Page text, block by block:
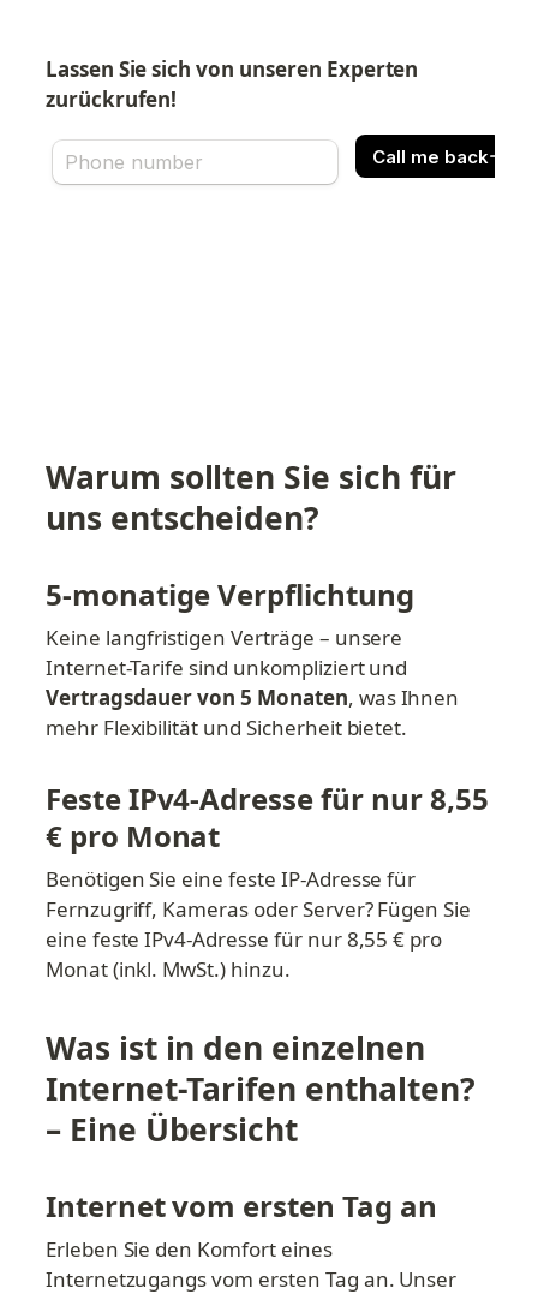
Lassen Sie sich von unseren Experten
zurückrufen!
Warum sollten Sie sich für
uns entscheiden?
5-monatige Verpflichtung
Keine langfristigen Verträge – unsere
Vertragsdauer von 5 Monaten, was Ihnen
mehr Flexibilität und Sicherheit bietet.
Feste IPv4-Adresse für nur 8,55
€ pro Monat
Benötigen Sie eine feste IP-Adresse für
Fernzugriff, Kameras oder Server? Fügen Sie
eine feste IPv4-Adresse für nur 8,55 € pro
Monat (inkl. MwSt.) hinzu.
Was ist in den einzelnen
Internet-Tarifen enthalten?
– Eine Übersicht
Internet vom ersten Tag an
Erleben Sie den Komfort eines
Internetzugangs vom ersten Tag an. Unser